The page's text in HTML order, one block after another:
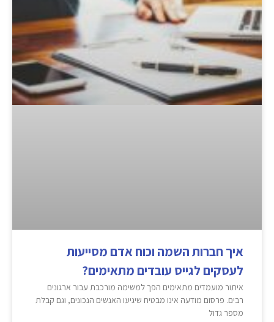
איך חברות השמה וכוח אדם מסייעות
לעסקים לגייס עובדים מתאימים?
איתור מועמדים מתאימים הפך למשימה מורכבת עבור ארגונים
רבים. פרסום מודעה אינו מבטיח שיגיעו האנשים הנכונים, וגם קבלת
מספר גדול